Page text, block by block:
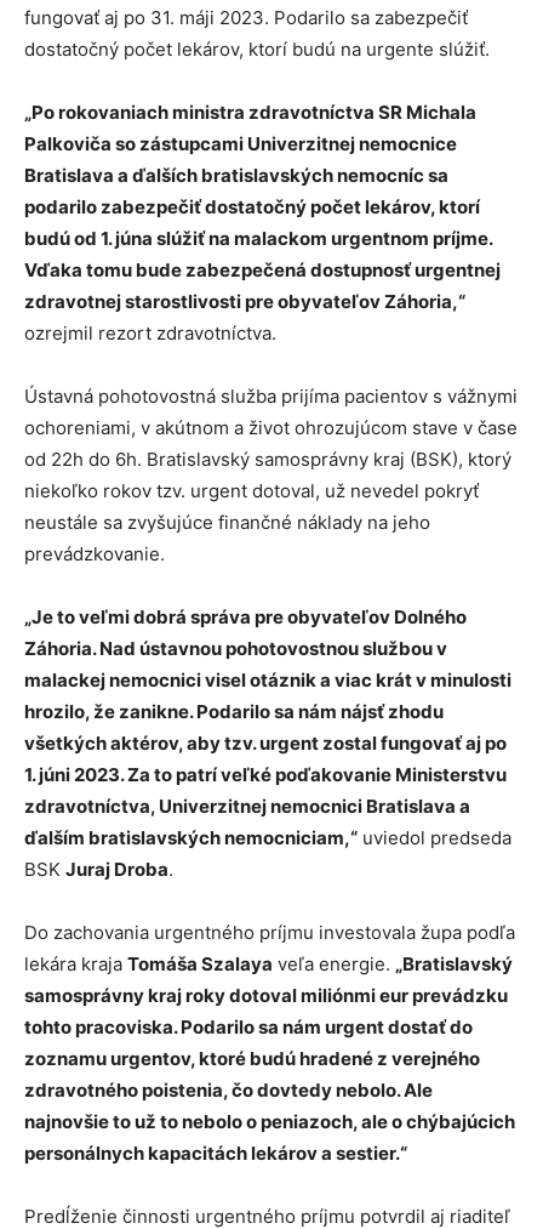
fungovať aj po 31. máji 2023. Podarilo sa zabezpečiť
dostatočný počet lekárov, ktorí budú na urgente slúžiť.
„Po rokovaniach ministra zdravotníctva SR Michala
Palkoviča so zástupcami Univerzitnej nemocnice
Bratislava a ďalších bratislavských nemocníc sa
podarilo zabezpečiť dostatočný počet lekárov, ktorí
budú od 1. júna slúžiť na malackom urgentnom príjme.
Vďaka tomu bude zabezpečená dostupnosť urgentnej
zdravotnej starostlivosti pre obyvateľov Záhoria,“
ozrejmil rezort zdravotníctva.
Ústavná pohotovostná služba prijíma pacientov s vážnymi
ochoreniami, v akútnom a život ohrozujúcom stave v čase
od 22h do 6h. Bratislavský samosprávny kraj (BSK), ktorý
niekoľko rokov tzv. urgent dotoval, už nevedel pokryť
neustále sa zvyšujúce finančné náklady na jeho
prevádzkovanie.
„Je to veľmi dobrá správa pre obyvateľov Dolného
Záhoria. Nad ústavnou pohotovostnou službou v
malackej nemocnici visel otáznik a viac krát v minulosti
hrozilo, že zanikne. Podarilo sa nám nájsť zhodu
všetkých aktérov, aby tzv. urgent zostal fungovať aj po
1. júni 2023. Za to patrí veľké poďakovanie Ministerstvu
zdravotníctva, Univerzitnej nemocnici Bratislava a
ďalším bratislavských nemocniciam,“ uviedol predseda
BSK Juraj Droba.
Do zachovania urgentného príjmu investovala župa podľa
lekára kraja Tomáša Szalaya veľa energie. „Bratislavský
samosprávny kraj roky dotoval miliónmi eur prevádzku
tohto pracoviska. Podarilo sa nám urgent dostať do
zoznamu urgentov, ktoré budú hradené z verejného
zdravotného poistenia, čo dovtedy nebolo. Ale
najnovšie to už to nebolo o peniazoch, ale o chýbajúcich
personálnych kapacitách lekárov a sestier.“
Predĺženie činnosti urgentného príjmu potvrdil aj riaditeľ